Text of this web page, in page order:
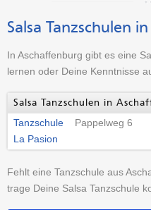
Salsa Tanzschulen
In Aschaffenburg gibt es eine
lernen oder Deine Kenntnisse
Salsa Tanzschulen in
Tanzschule
La Pasion
Pappelweg 6
Fehlt eine Tanzschule aus
trage Deine Salsa Tanzschule